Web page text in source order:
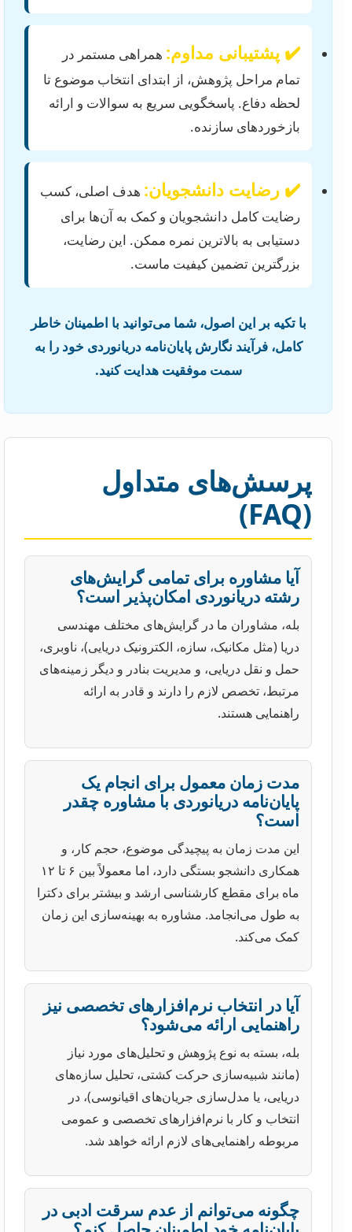
✔️ پشتیبانی مداوم:همراهی مستمر در
تمام مراحل پژوهش، از ابتدای انتخاب موضوع تا
لحظه دفاع. پاسخگویی سریع به سوالات و ارائه
بازخوردهای سازنده.
✔️ رضایت دانشجویان:هدف اصلی، کسب
رضایت کامل دانشجویان و کمک به آن‌ها برای
دستیابی به بالاترین نمره ممکن. این رضایت،
بزرگترین تضمین کیفیت ماست.
با تکیه بر این اصول، شما می‌توانید با اطمینان خاطر
کامل، فرآیند نگارش پایان‌نامه دریانوردی خود را به
سمت موفقیت هدایت کنید.
پرسش‌های متداول
(FAQ)
آیا مشاوره برای تمامی گرایش‌های
رشته دریانوردی امکان‌پذیر است؟
بله، مشاوران ما در گرایش‌های مختلف مهندسی
دریا (مثل مکانیک، سازه، الکترونیک دریایی)، ناوبری،
حمل و نقل دریایی، و مدیریت بنادر و دیگر زمینه‌های
مرتبط، تخصص لازم را دارند و قادر به ارائه
راهنمایی هستند.
مدت زمان معمول برای انجام یک
پایان‌نامه دریانوردی با مشاوره چقدر
است؟
این مدت زمان به پیچیدگی موضوع، حجم کار، و
همکاری دانشجو بستگی دارد، اما معمولاً بین ۶ تا ۱۲
ماه برای مقطع کارشناسی ارشد و بیشتر برای دکترا
به طول می‌انجامد. مشاوره به بهینه‌سازی این زمان
کمک می‌کند.
آیا در انتخاب نرم‌افزارهای تخصصی نیز
راهنمایی ارائه می‌شود؟
بله، بسته به نوع پژوهش و تحلیل‌های مورد نیاز
(مانند شبیه‌سازی حرکت کشتی، تحلیل سازه‌های
دریایی، یا مدل‌سازی جریان‌های اقیانوسی)، در
انتخاب و کار با نرم‌افزارهای تخصصی و عمومی
مربوطه راهنمایی‌های لازم ارائه خواهد شد.
چگونه می‌توانم از عدم سرقت ادبی در